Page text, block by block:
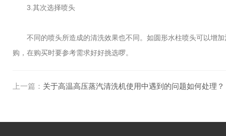
3.其次选择喷头
不同的喷头所造成的清洗效果也不同。如圆形水柱喷头可以增加
购，在购买时要参考需求好好挑选啰。
上一篇： 关于高温高压蒸汽清洗机使用中遇到的问题如何处理？